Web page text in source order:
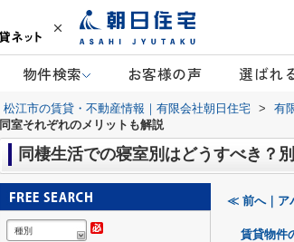
物件検索 お客様の声 選ばれ
松江市の賃貸・不動産情報｜有限会社朝日住宅 > 有
同室それぞれのメリットも解説
同棲生活での寝室別はどうすべき？
≪ 前へ｜ア
賃貸物件
種別